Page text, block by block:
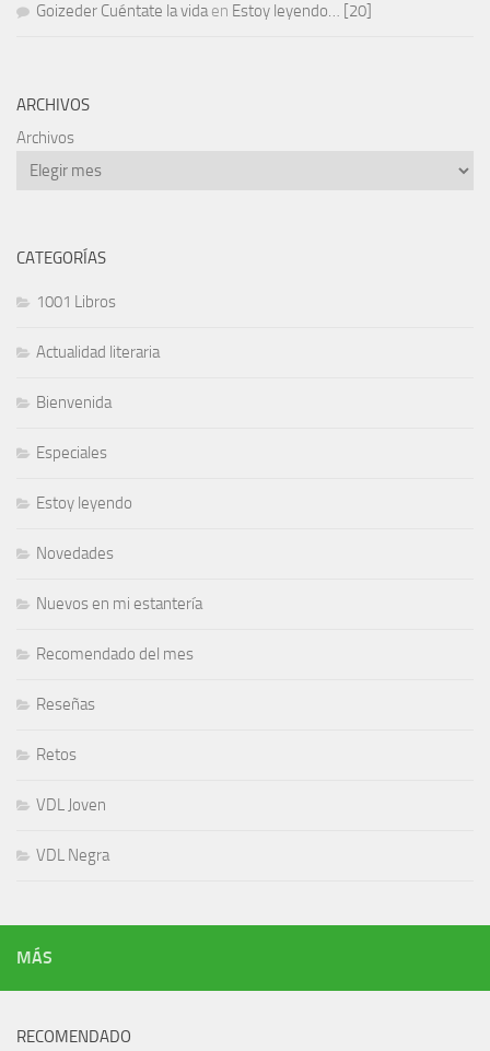
Goizeder Cuéntate la vidaen Estoy leyendo… [20]
ARCHIVOS
Archivos
CATEGORÍAS
1001 Libros
Actualidad literaria
Bienvenida
Especiales
Estoy leyendo
Novedades
Nuevos en mi estantería
Recomendado del mes
Reseñas
Retos
VDL Joven
VDL Negra
MÁS
RECOMENDADO